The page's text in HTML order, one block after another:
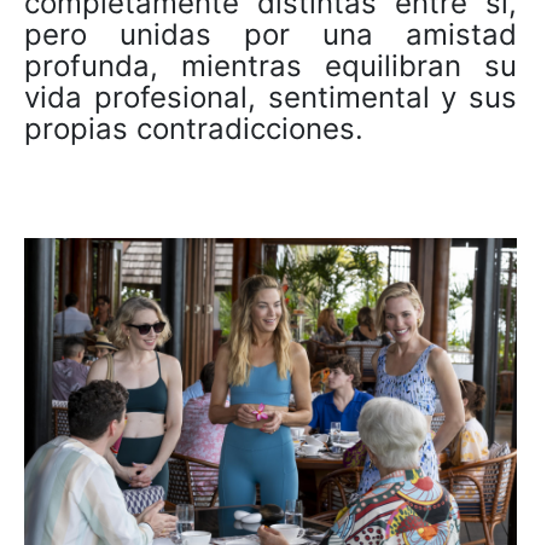
pero unidas por una amistad
profunda, mientras equilibran su
vida profesional, sentimental y sus
propias contradicciones.